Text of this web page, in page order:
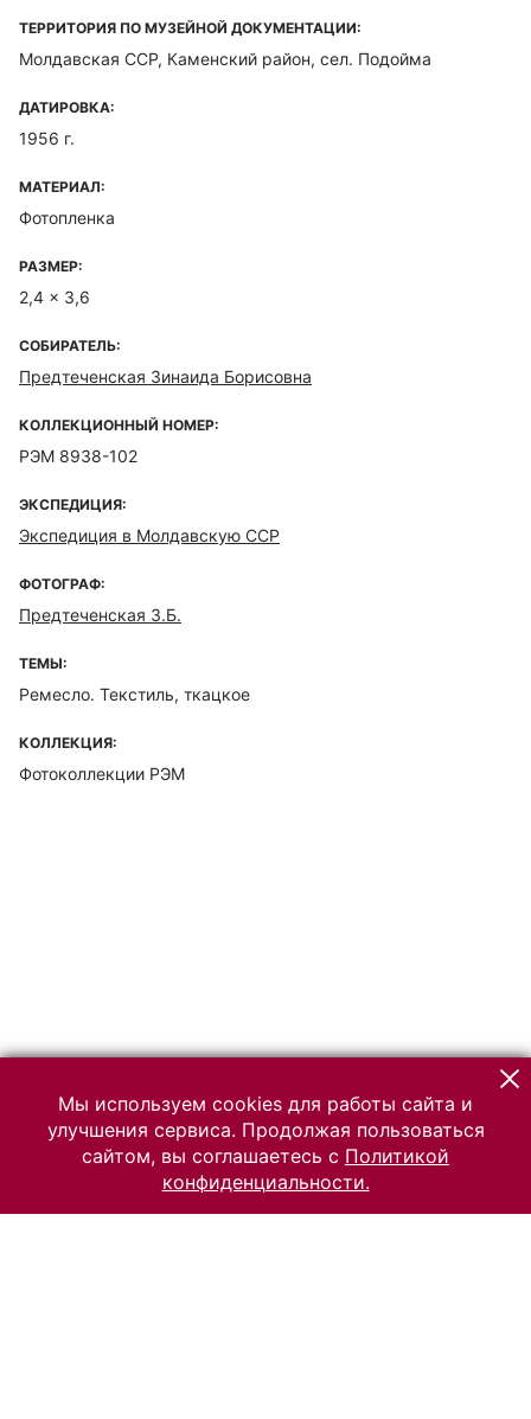
ТЕРРИТОРИЯ ПО МУЗЕЙНОЙ ДОКУМЕНТАЦИИ:
Молдавская ССР, Каменский район, сел. Подойма
ДАТИРОВКА:
1956 г.
МАТЕРИАЛ:
Фотопленка
РАЗМЕР:
2,4 x 3,6
СОБИРАТЕЛЬ:
Предтеченская Зинаида Борисовна
КОЛЛЕКЦИОННЫЙ НОМЕР:
РЭМ 8938-102
ЭКСПЕДИЦИЯ:
Экспедиция в Молдавскую ССР
ФОТОГРАФ:
Предтеченская З.Б.
ТЕМЫ:
Ремесло. Текстиль, ткацкое
КОЛЛЕКЦИЯ:
Фотоколлекции РЭМ
Мы используем cookies для работы сайта и
улучшения сервиса. Продолжая пользоваться
сайтом, вы соглашаетесь с Политикой
конфиденциальности.